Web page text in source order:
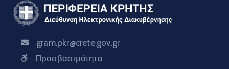
gram.pkr@crete.gov.gr
Προσβασιμότητα